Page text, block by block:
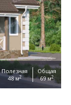
Полезная
48 м2
Общая
69 м2